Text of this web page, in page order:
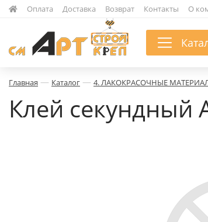
Оплата Доставка Возврат Контакты О
Главная — Каталог — 4. ЛАКОКРАСОЧНЫЕ
Клей секундный